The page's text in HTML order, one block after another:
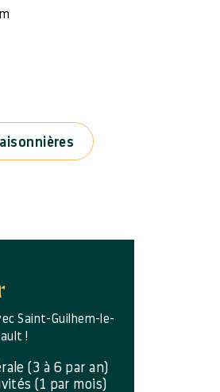
Saint-Guilhem-le-
!
(3 à 6 par an)
(1 par mois)